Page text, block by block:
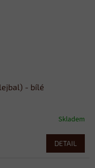
- bílé
Skladem
DETAIL